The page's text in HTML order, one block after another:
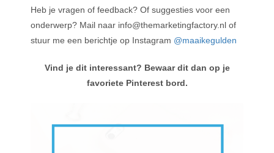
Heb je vragen of feedback? Of suggesties voor een
onderwerp? Mail naar info@themarketingfactory.nl of
stuur me een berichtje op Instagram @maaikegulden
Vind je dit interessant? Bewaar dit dan op je
favoriete Pinterest bord.